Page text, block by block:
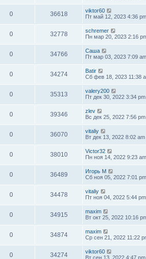
0 36618
viktor60
Пт май 12, 2023 4:36
0 32778
schremer
Пн мар 20, 2023 2:16
0 34766
Саша
Пт мар 03, 2023 7:09
0 34274
Batir
Сб фев 18, 2023 11:38
0 35313
valery200
Пт дек 30, 2022 3:34 pm
0 39346
zlev
Вс дек 25, 2022 7:56 pm
0 36070
vitaliy
Вт дек 13, 2022 8:02 am
0 38010
Victor32
Пн ноя 14, 2022 9:23 am
0 36489
Игорь М
Сб ноя 05, 2022 7:01 pm
0 34478
vitaliy
Пт ноя 04, 2022 5:44 pm
0 34915
maxim
Вт окт 25, 2022 10:16
0 34874
maxim
Ср сен 21, 2022 11:22
0 34274
viktor60
Вт сен 13, 2022 4:47 pm